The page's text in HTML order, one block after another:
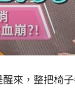
來，整把椅子